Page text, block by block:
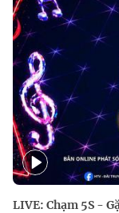
LIVE: Chạm 5S -